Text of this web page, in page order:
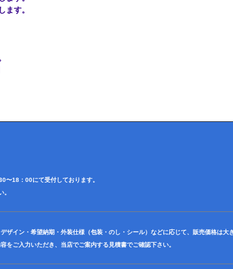
たします。
）
18：00にて受付しております。
イン・希望納期・外装仕様（包装・のし・シール）などに応じて、販売価格は大
ご入力いただき、当店でご案内する見積書でご確認下さい。